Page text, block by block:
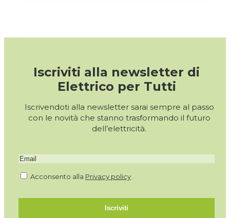
Iscriviti alla newsletter di
Elettrico per Tutti
Iscrivendoti alla newsletter sarai sempre al passo
con le novità che stanno trasformando il futuro
dell’elettricità.
Acconsento alla Privacy policy
Iscriviti